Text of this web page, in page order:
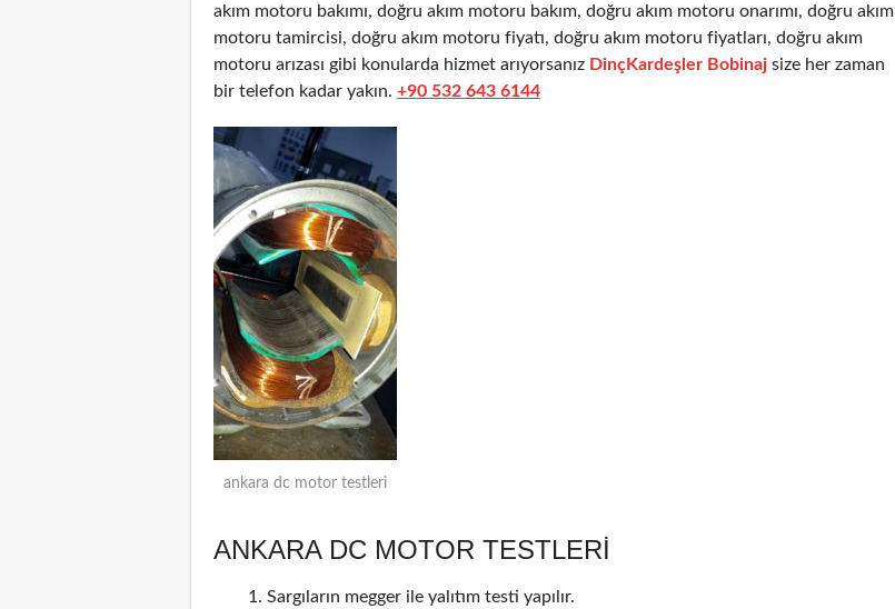
akım motoru bakımı, doğru akım motoru bakım, doğru akım motoru onarımı, doğru akım
motoru tamircisi, doğru akım motoru fiyatı, doğru akım motoru fiyatları, doğru akım
motoru arızası gibi konularda hizmet arıyorsanız DinçKardeşler Bobinaj size her zaman
bir telefon kadar yakın. +90 532 643 6144
ankara dc motor testleri
ANKARA DC MOTOR TESTLERİ
Sargıların megger ile yalıtım testi yapılır.